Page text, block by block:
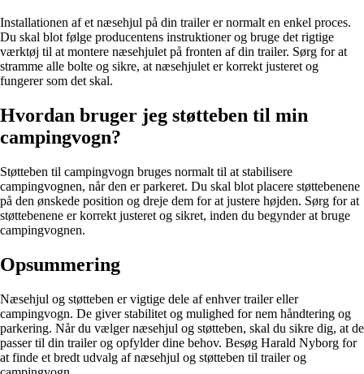
Installationen af et næsehjul på din trailer er normalt en enkel proces.
Du skal blot følge producentens instruktioner og bruge det rigtige
værktøj til at montere næsehjulet på fronten af ​​din trailer. Sørg for at
stramme alle bolte og sikre, at næsehjulet er korrekt justeret og
fungerer som det skal.
Hvordan bruger jeg støtteben til min
campingvogn?
Støtteben til campingvogn bruges normalt til at stabilisere
campingvognen, når den er parkeret. Du skal blot placere støttebenene
på den ønskede position og dreje dem for at justere højden. Sørg for at
støttebenene er korrekt justeret og sikret, inden du begynder at bruge
campingvognen.
Opsummering
Næsehjul og støtteben er vigtige dele af enhver trailer eller
campingvogn. De giver stabilitet og mulighed for nem håndtering og
parkering. Når du vælger næsehjul og støtteben, skal du sikre dig, at de
passer til din trailer og opfylder dine behov. Besøg Harald Nyborg for
at finde et bredt udvalg af næsehjul og støtteben til trailer og